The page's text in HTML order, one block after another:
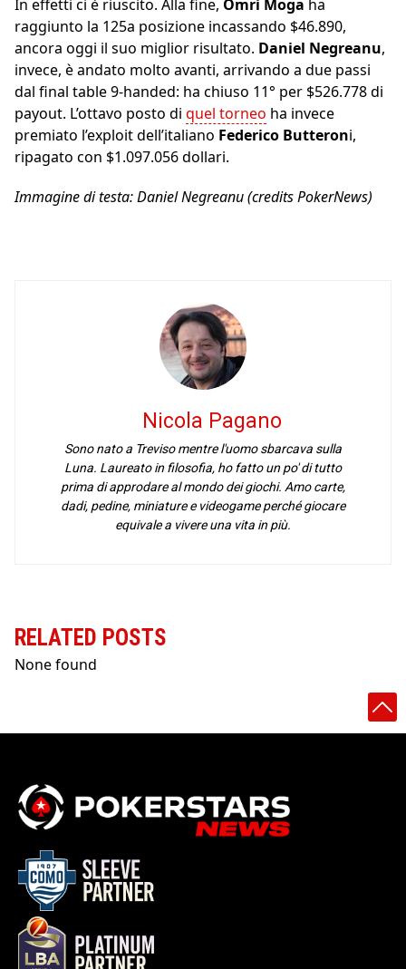
In effetti ci è riuscito. Alla fine, Omri Moga ha
raggiunto la 125a posizione incassando $46.890,
ancora oggi il suo miglior risultato. Daniel Negreanu,
invece, è andato molto avanti, arrivando a due passi
dal final table 9-handed: ha chiuso 11° per $526.778 di
payout. L’ottavo posto di quel torneo ha invece
premiato l’exploit dell’italiano Federico Butteroni,
ripagato con $1.097.056 dollari.
Immagine di testa: Daniel Negreanu (credits PokerNews)
Nicola Pagano
Sono nato a Treviso mentre l'uomo sbarcava sulla
Luna. Laureato in filosofia, ho fatto un po' di tutto
prima di approdare al mondo dei giochi. Amo carte,
dadi, pedine, miniature e videogame perché giocare
equivale a vivere una vita in più.
RELATED POSTS
None found